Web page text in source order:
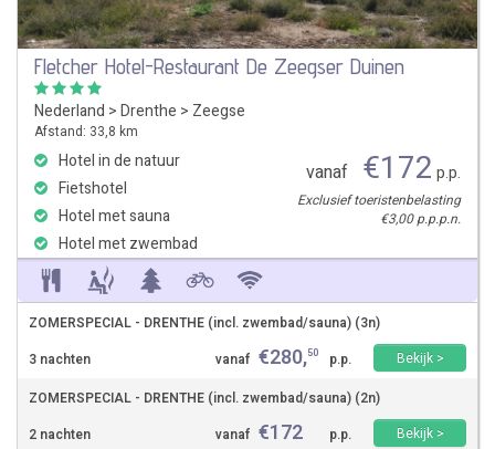
Fletcher Hotel-Restaurant De Zeegser Duinen
Nederland >Drenthe > Zeegse
Afstand: 33,8 km
Hotel in de natuur
Fietshotel
Hotel met sauna
Hotel met zwembad
vanaf €172 p.p.
Exclusief toeristenbelasting
€3,00 p.p.p.n.
ZOMERSPECIAL - DRENTHE (incl. zwembad/sauna) (3n)
3 nachten
vanaf €280,50 p.p.
Bekijk >
ZOMERSPECIAL - DRENTHE (incl. zwembad/sauna) (2n)
2 nachten
vanaf €172 p.p.
Bekijk >